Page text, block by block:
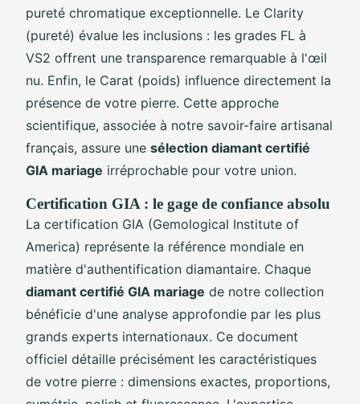
pureté chromatique exceptionnelle. Le Clarity
(pureté) évalue les inclusions : les grades FL à
VS2 offrent une transparence remarquable à l'œil
nu. Enfin, le Carat (poids) influence directement la
présence de votre pierre. Cette approche
scientifique, associée à notre savoir-faire artisanal
français, assure une sélection diamant certifié
GIA mariage irréprochable pour votre union.
Certification GIA : le gage de confiance absolu
La certification GIA (Gemological Institute of
America) représente la référence mondiale en
matière d'authentification diamantaire. Chaque
diamant certifié GIA mariage de notre collection
bénéficie d'une analyse approfondie par les plus
grands experts internationaux. Ce document
officiel détaille précisément les caractéristiques
de votre pierre : dimensions exactes, proportions,